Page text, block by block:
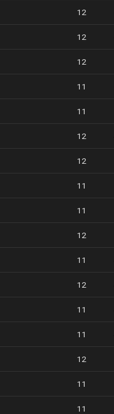
12
12
12
11
11
12
12
11
11
12
11
12
11
11
12
11
11